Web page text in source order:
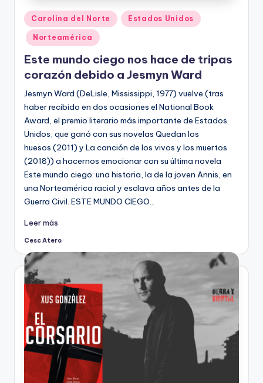
Publicado
en
Carolina del Norte Estados Unidos
Norteamérica
Este mundo ciego nos hace de tripas
corazón debido a Jesmyn Ward
Jesmyn Ward (DeLisle, Mississippi, 1977) vuelve (tras
haber recibido en dos ocasiones el National Book
Award, el premio literario más importante de Estados
Unidos, que ganó con sus novelas Quedan los
huesos (2011) y La canción de los vivos y los muertos
(2018)) a hacernos emocionar con su última novela
Este mundo ciego: una historia, la de la joven Annis, en
una Norteamérica racial y esclava años antes de la
Guerra Civil. ESTE MUNDO CIEGO…
Leer más
Publicado
Cesc Atero